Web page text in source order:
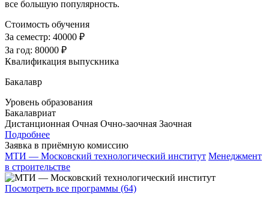
все большую популярность.
Стоимость обучения
За семестр: 40000 ₽
За год: 80000 ₽
Квалификация выпускника
Бакалавр
Уровень образования
Бакалавриат
Дистанционная Очная Очно-заочная Заочная
Подробнее
Заявка в приёмную комиссию
МТИ — Московский технологический институт Менеджмент
в строительстве
Посмотреть все программы (64)